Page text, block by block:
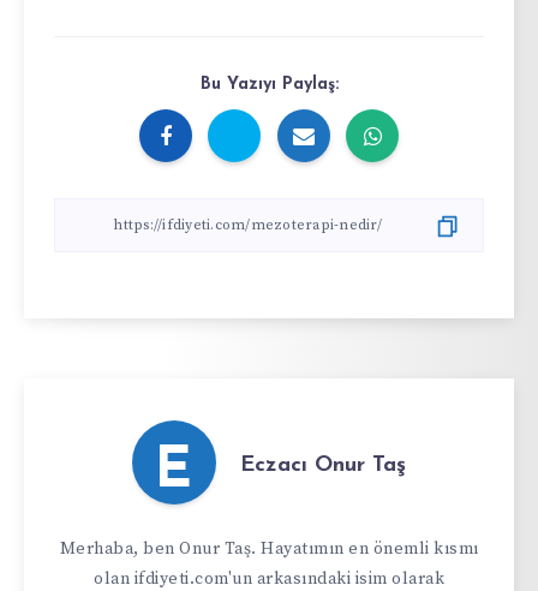
Bu Yazıyı Paylaş:
E Eczacı Onur Taş
Merhaba, ben Onur Taş. Hayatımın en önemli kısmı
olan ifdiyeti.com'un arkasındaki isim olarak